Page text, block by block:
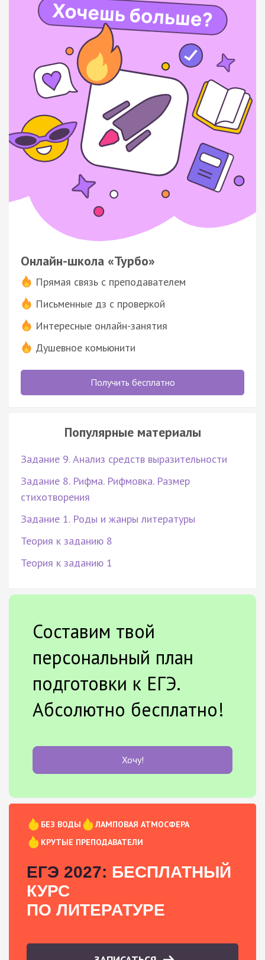
Онлайн-школа «Турбо»
Прямая связь с преподавателем
Письменные дз с проверкой
Интересные онлайн-занятия
Душевное комьюнити
Получить бесплатно
Популярные материалы
Задание 9. Анализ средств выразительности
Задание 8. Рифма. Рифмовка. Размер
стихотворения
Задание 1. Роды и жанры литературы
Теория к заданию 8
Теория к заданию 1
Составим твой
персональный план
подготовки к ЕГЭ.
Абсолютно бесплатно!
Хочу!
БЕЗ ВОДЫ
ЛАМПОВАЯ АТМОСФЕРА
КРУТЫЕ ПРЕПОДАВАТЕЛИ
ЕГЭ 2027: БЕСПЛАТНЫЙ
КУРС
ПО ЛИТЕРАТУРЕ